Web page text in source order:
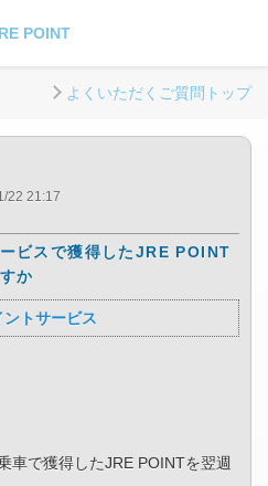
よくいただくご質問トップ
22 21:17
ビスで獲得したJRE POINT
か
ントサービス
車で獲得したJRE POINTを翌週